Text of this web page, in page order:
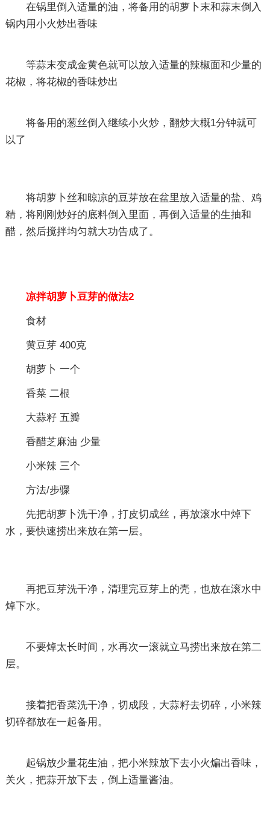
在锅里倒入适量的油，将备用的胡萝卜末和蒜末倒入
锅内用小火炒出香味
等蒜末变成金黄色就可以放入适量的辣椒面和少量的
花椒，将花椒的香味炒出
将备用的葱丝倒入继续小火炒，翻炒大概1分钟就可
以了
将胡萝卜丝和晾凉的豆芽放在盆里放入适量的盐、鸡
精，将刚刚炒好的底料倒入里面，再倒入适量的生抽和
醋，然后搅拌均匀就大功告成了。
凉拌胡萝卜豆芽的做法2
食材
黄豆芽 400克
胡萝卜 一个
香菜 二根
大蒜籽 五瓣
香醋芝麻油 少量
小米辣 三个
方法/步骤
先把胡萝卜洗干净，打皮切成丝，再放滚水中焯下
水，要快速捞出来放在第一层。
再把豆芽洗干净，清理完豆芽上的壳，也放在滚水中
焯下水。
不要焯太长时间，水再次一滚就立马捞出来放在第二
层。
接着把香菜洗干净，切成段，大蒜籽去切碎，小米辣
切碎都放在一起备用。
起锅放少量花生油，把小米辣放下去小火煸出香味，
关火，把蒜开放下去，倒上适量酱油。